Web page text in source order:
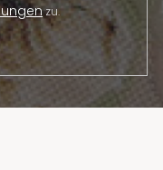
zu.